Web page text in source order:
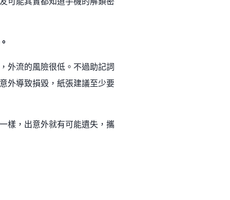
外流的風險很低。不過助記詞
外導致損毀，紙張建議至少要
樣，出意外就有可能遺失，攜